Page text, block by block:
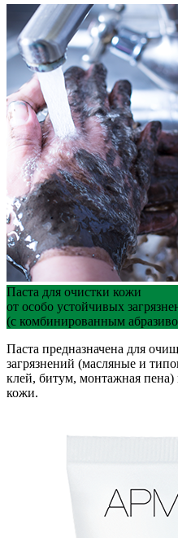
Паста для очистки кожи
от особо устойчивых
(с комбинированным
Паста предназначена для
загрязнений (масляные и
клей, битум, монтажная пена)
кожи.